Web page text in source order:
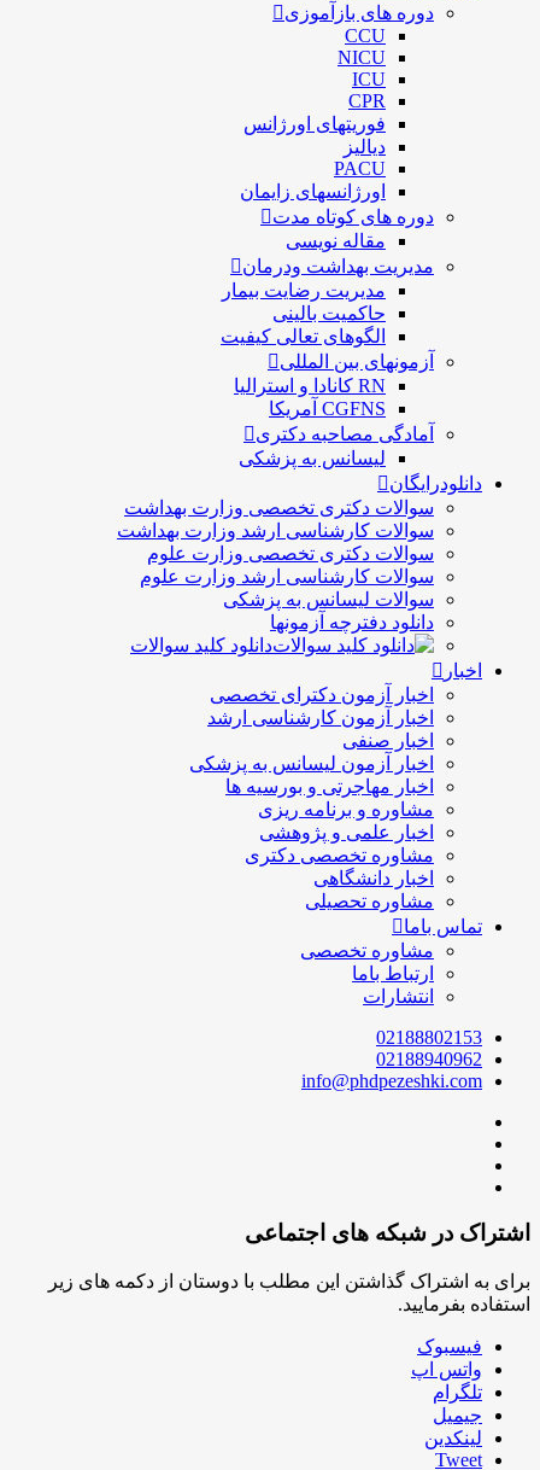
دوره های بازآموزی
CCU
NICU
ICU
CPR
فوریتهای اورژانس
دیالیز
PACU
اورژانسهای زایمان
دوره های کوتاه مدت
مقاله نویسی
مدیریت بهداشت ودرمان
مديريت رضايت بيمار
حاكميت بالينی
الگوهای تعالی کيفيت
آزمونهای بین المللی
RN کانادا و استرالیا
CGFNS آمریکا
آمادگی مصاحبه دکتری
لیسانس به پزشکی
دانلودرایگان
سوالات دکتری تخصصی وزارت بهداشت
سوالات کارشناسی ارشد وزارت بهداشت
سوالات دکتری تخصصی وزارت علوم
سوالات کارشناسی ارشد وزارت علوم
سوالات لیسانس به پزشکی
دانلود دفترچه آزمونها
دانلود کلید سوالات
اخبار
اخبار آزمون دکترای تخصصی
اخبار آزمون کارشناسی ارشد
اخبار صنفی
اخبار آزمون لیسانس به پزشکی
اخبار مهاجرتی و بورسیه ها
مشاوره و برنامه ریزی
اخبار علمی و پژوهشی
مشاوره تخصصی دکتری
اخبار دانشگاهی
مشاوره تحصیلی
تماس باما
مشاوره تخصصی
ارتباط باما
انتشارات
02188802153
02188940962
info@phdpezeshki.com
اشتراک در شبکه های اجتماعی
برای به اشتراک گذاشتن این مطلب با دوستان از دکمه های زیر
استفاده بفرمایید.
فیسبوک
واتس اپ
تلگرام
جیمیل
لینکدین
Tweet